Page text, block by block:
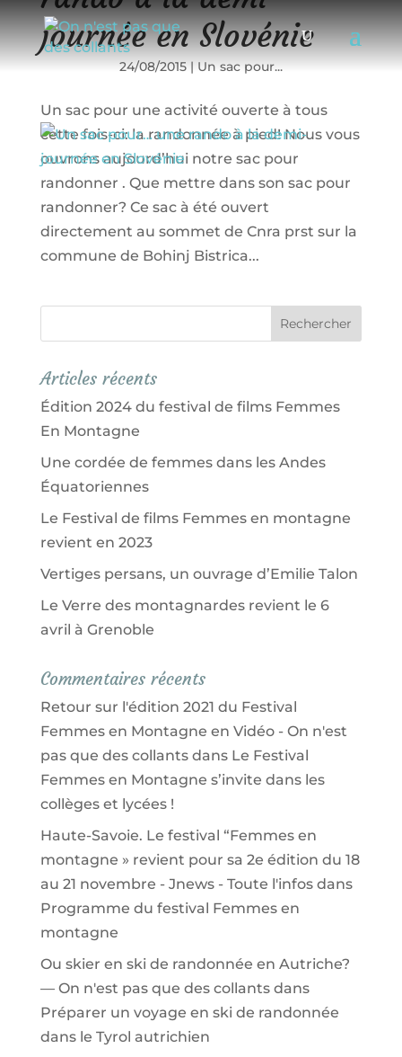
journée en Slovénie
24/08/2015|Un sac pour...
Un sac pour une activité ouverte à tous
cette fois-ci: la randonnée à pied! Nous vous
ouvrons aujourd’hui notre sac pour
randonner . Que mettre dans son sac pour
randonner? Ce sac à été ouvert
directement au sommet de Cnra prst sur la
commune de Bohinj Bistrica...
Articles récents
Édition 2024 du festival de films Femmes
En Montagne
Une cordée de femmes dans les Andes
Équatoriennes
Le Festival de films Femmes en montagne
revient en 2023
Vertiges persans, un ouvrage d’Emilie Talon
Le Verre des montagnardes revient le 6
avril à Grenoble
Commentaires récents
Retour sur l'édition 2021 du Festival
Femmes en Montagne en Vidéo - On n'est
pas que des collantsdans Le Festival
Femmes en Montagne s’invite dans les
collèges et lycées !
Haute-Savoie. Le festival “Femmes en
montagne » revient pour sa 2e édition du 18
au 21 novembre - Jnews - Toute l'infosdans
Programme du festival Femmes en
montagne
Ou skier en ski de randonnée en Autriche?
— On n'est pas que des collantsdans
Préparer un voyage en ski de randonnée
dans le Tyrol autrichien